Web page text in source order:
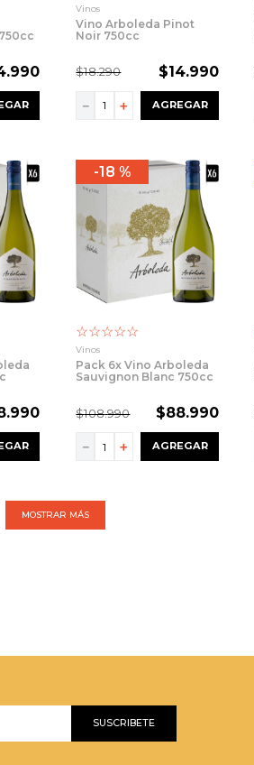
.990
Vinos
Vino Arboleda Pinot
Noir 750cc
$18.290 $14.990
＋
－ AGREGAR
.990
18 %
☆☆☆☆☆
Vinos
Pack 6x Vino Arboleda
Sauvignon Blanc 750cc
$108.990 $88.990
＋
－ AGREGAR
MOSTRAR MÁS
SUSCRIBETE